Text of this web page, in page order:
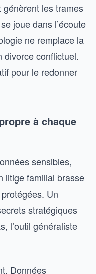
les trames
joue dans l’écoute
ne remplace la
divorce conflictuel.
pour le redonner
à chaque
sensibles,
litige familial brasse
Un
stratégiques
l’outil généraliste
Données